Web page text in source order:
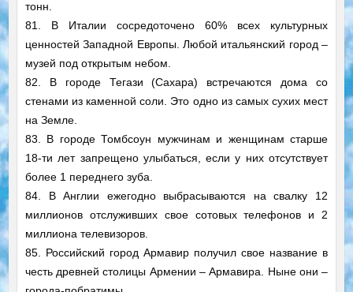
тонн.
81. В Италии сосредоточено 60% всех культурных
ценностей Западной Европы. Любой итальянский город –
музей под открытым небом.
82. В городе Тегази (Сахара) встречаются дома со
стенами из каменной соли. Это одно из самых сухих мест
на Земле.
83. В городе Томбсоун мужчинам и женщинам старше
18-ти лет запрещено улыбаться, если у них отсутствует
более 1 переднего зуба.
84. В Англии ежегодно выбрасываются на свалку 12
миллионов отслуживших свое сотовых телефонов и 2
миллиона телевизоров.
85. Российский город Армавир получил свое название в
честь древней столицы Армении – Армавира. Ныне они –